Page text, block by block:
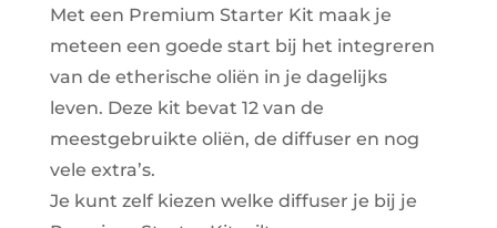
Met een Premium Starter Kit maak je
meteen een goede start bij het integreren
van de etherische oliën in je dagelijks
leven. Deze kit bevat 12 van de
meestgebruikte oliën, de diffuser en nog
vele extra’s.
Je kunt zelf kiezen welke diffuser je bij je